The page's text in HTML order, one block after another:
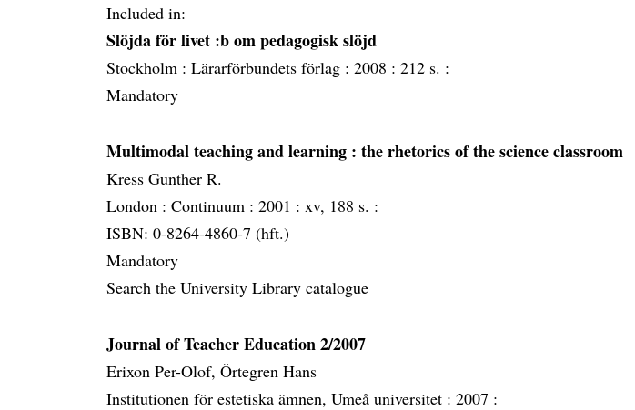
Included in:
Slöjda för livet :b om pedagogisk slöjd
Stockholm : Lärarförbundets förlag : 2008 : 212 s. :
Mandatory
Multimodal teaching and learning : the rhetorics of the science classroom
Kress Gunther R.
London : Continuum : 2001 : xv, 188 s. :
ISBN: 0-8264-4860-7 (hft.)
Mandatory
Search the University Library catalogue
Journal of Teacher Education 2/2007
Erixon Per-Olof, Örtegren Hans
Institutionen för estetiska ämnen, Umeå universitet : 2007 :